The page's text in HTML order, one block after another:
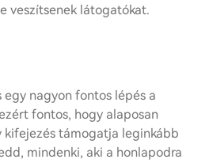
veszítsenek látogatókat.
egy nagyon fontos lépés a
fontos, hogy alaposan
kifejezés támogatja leginkább
mindenki, aki a honlapodra